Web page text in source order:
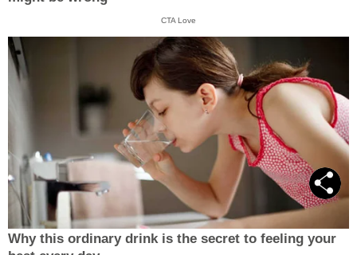
CTA Love
Why this ordinary drink is the secret to feeling your